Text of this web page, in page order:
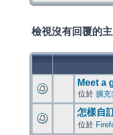
檢視沒有回覆的
Meet a
位於 擴充
怎樣自
位於